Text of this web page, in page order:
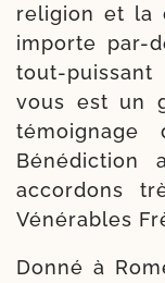
reli­gion et la
importe par-​
tout-​
vous est un
témoi­gnage
Bénédiction
accor­dons
Vénérables
Donné à